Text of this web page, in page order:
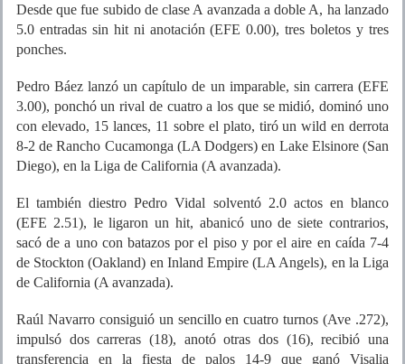
Desde que fue subido de clase A avanzada a doble A, ha lanzado
5.0 entradas sin hit ni anotación (EFE 0.00), tres boletos y tres
ponches.
Pedro Báez lanzó un capítulo de un imparable, sin carrera (EFE
3.00), ponchó un rival de cuatro a los que se midió, dominó uno
con elevado, 15 lances, 11 sobre el plato, tiró un wild en derrota
8-2 de Rancho Cucamonga (LA Dodgers) en Lake Elsinore (San
Diego), en la Liga de California (A avanzada).
El también diestro Pedro Vidal solventó 2.0 actos en blanco
(EFE 2.51), le ligaron un hit, abanicó uno de siete contrarios,
sacó de a uno con batazos por el piso y por el aire en caída 7-4
de Stockton (Oakland) en Inland Empire (LA Angels), en la Liga
de California (A avanzada).
Raúl Navarro consiguió un sencillo en cuatro turnos (Ave .272),
impulsó dos carreras (18), anotó otras dos (16), recibió una
transferencia en la fiesta de palos 14-9 que ganó Visalia